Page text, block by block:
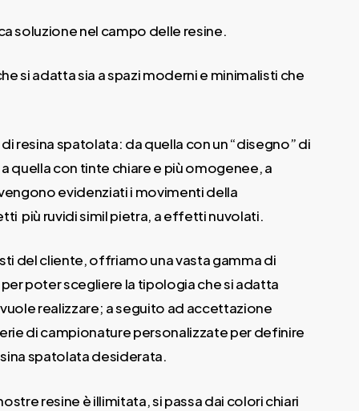
soluzione nel campo delle resine.
si adatta sia a spazi moderni e minimalisti che
resina spatolata: da quella con un “disegno” di
quella con tinte chiare e più omogenee, a
evidenziati i movimenti della
più ruvidi simil pietra, a effetti nuvolati.
del cliente, offriamo una vasta gamma di
poter scegliere la tipologia che si adatta
realizzare; a seguito ad accettazione
di campionature personalizzate per definire
spatolata desiderata.
resine è illimitata, si passa dai colori chiari